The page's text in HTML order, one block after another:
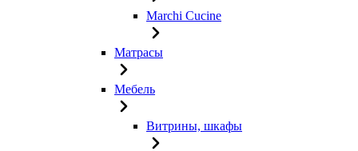
Marchi Cucine
Матрасы
Мебель
Витрины, шкафы